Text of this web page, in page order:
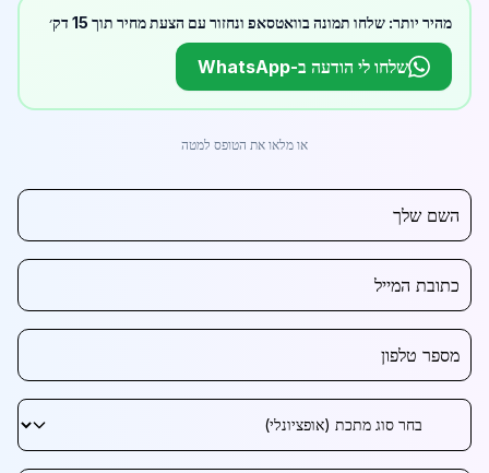
מהיר יותר: שלחו תמונה בוואטסאפ ונחזור עם הצעת מחיר תוך 15 דק׳
שלחו לי הודעה ב-WhatsApp
או מלאו את הטופס למטה